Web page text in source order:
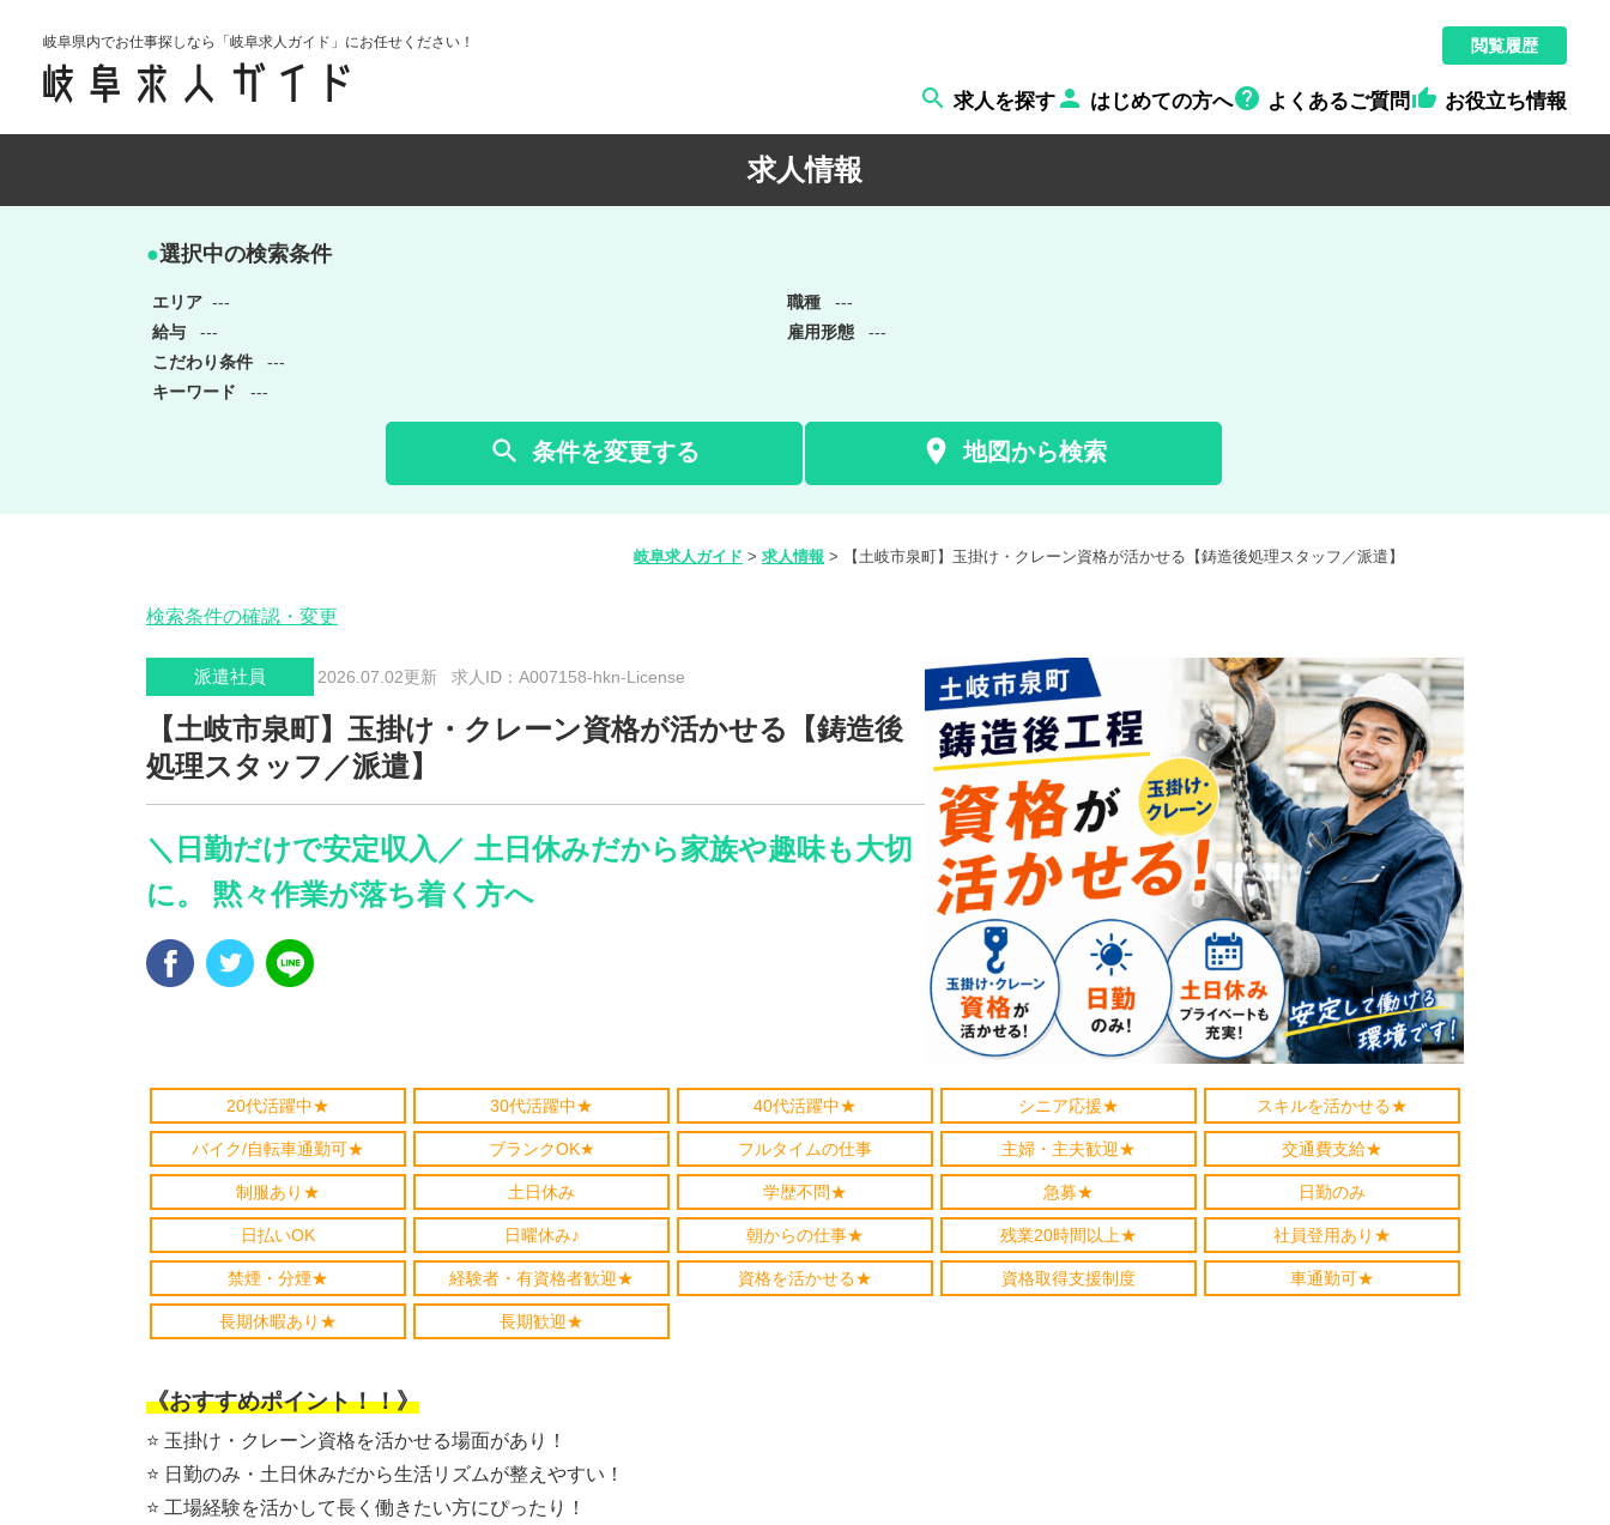
岐阜県内でお仕事探しなら「岐阜求人ガイド」にお任せください！ 閲覧履歴
 求人を探す  はじめての方へ よくあるご質問  お役立ち情報
求人情報
●選択中の検索条件
エリア --- 職種
---
給与
--- 雇用形態
---
こだわり条件
---
キーワード
---
 条件を変更する  地図から検索
岐阜求人ガイド > 求人情報 > 【土岐市泉町】玉掛け・クレーン資格が活かせる【鋳造後処理スタッフ／派遣】
検索条件の確認・変更
派遣社員 2026.07.02更新 求人ID：A007158-hkn-License
【土岐市泉町】玉掛け・クレーン資格が活かせる【鋳造後
処理スタッフ／派遣】
＼日勤だけで安定収入／ 土日休みだから家族や趣味も大切
に。 黙々作業が落ち着く方へ
20代活躍中★ 30代活躍中★ 40代活躍中★ シニア応援★ スキルを活かせる★
バイク/自転車通勤可★ ブランクOK★ フルタイムの仕事 主婦・主夫歓迎★ 交通費支給★
制服あり★ 土日休み 学歴不問★ 急募★ 日勤のみ
日払いOK 日曜休み♪ 朝からの仕事★ 残業20時間以上★ 社員登用あり★
禁煙・分煙★ 経験者・有資格者歓迎★ 資格を活かせる★ 資格取得支援制度 車通勤可★
長期休暇あり★ 長期歓迎★
《おすすめポイント！！》
⭐️ 玉掛け・クレーン資格を活かせる場面があり！
⭐️ 日勤のみ・土日休みだから生活リズムが整えやすい！
⭐️ 工場経験を活かして長く働きたい方にぴったり！